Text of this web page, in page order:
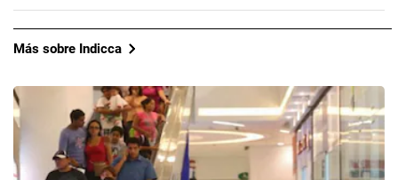
Más sobre Indicca